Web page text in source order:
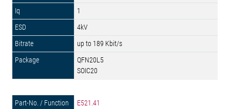
1
4kV
up to 189 Kbit/s
QFN20L5
SOIC20
E521.41